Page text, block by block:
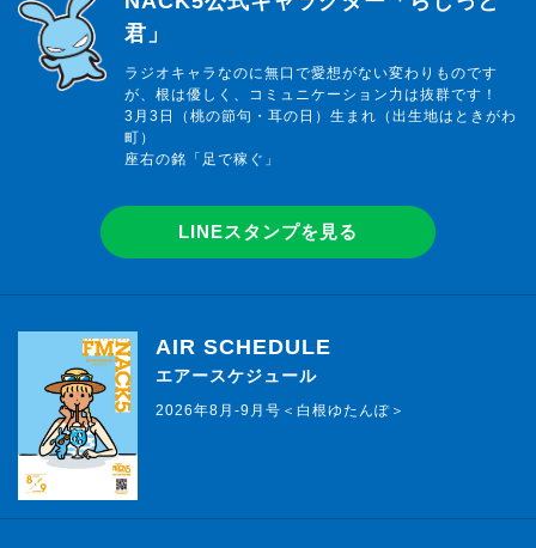
君」
ラジオキャラなのに無口で愛想がない変わりものです
が、根は優しく、コミュニケーション力は抜群です！
3月3日（桃の節句・耳の日）生まれ（出生地はときがわ
町）
座右の銘「足で稼ぐ」
LINEスタンプを見る
AIR SCHEDULE
エアースケジュール
2026年8月-9月号＜白根ゆたんぽ＞